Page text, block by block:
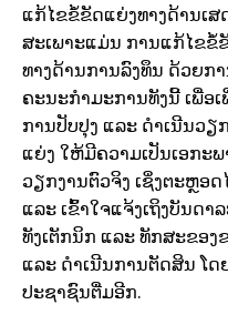
ແກ້​ໄຂ​ຂໍ້​ຂັດ​ແຍ່ງ​ທາງ​ດ້ານເສ
ສະເພາະແມ່ນ​ ການ​ແກ້​ໄຂຂໍ້​
ທາງ​ດ້ານ​ການ​ລົງທຶນ ດ້ວຍກ
ຄະນະ​ກຳມະການທັງ​ນີ້ ເພື່ອ​
ການ​ປັບປຸງ ແລະ ດຳເນີນ​ວ
ແຍ່ງ​ ໃຫ້​ມີຄວາມ​ເປັນ​ເອກະ​
ວຽກງານ​ຕົວ​ຈິງ ເຊິ່ງ​ຕະຫຼອ
ແລະ ເຂົ້າໃຈ​ແຈ້ງ​ເຖິງ​ບັນດ
ທັງ​ເຕັກນິກ ແລະ ທັກ​ສະຂອງ
ແລະ ດຳເນີນ​ການ​ຕັດສິນ ໂ
ປະຊາຊົນ​ຕື່ມ​ອີກ.